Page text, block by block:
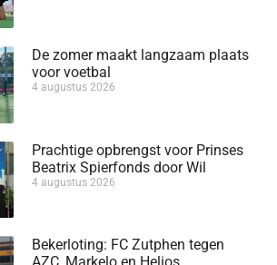
De zomer maakt langzaam plaats
voor voetbal
4 augustus 2026
Prachtige opbrengst voor Prinses
Beatrix Spierfonds door Wil
4 augustus 2026
Bekerloting: FC Zutphen tegen